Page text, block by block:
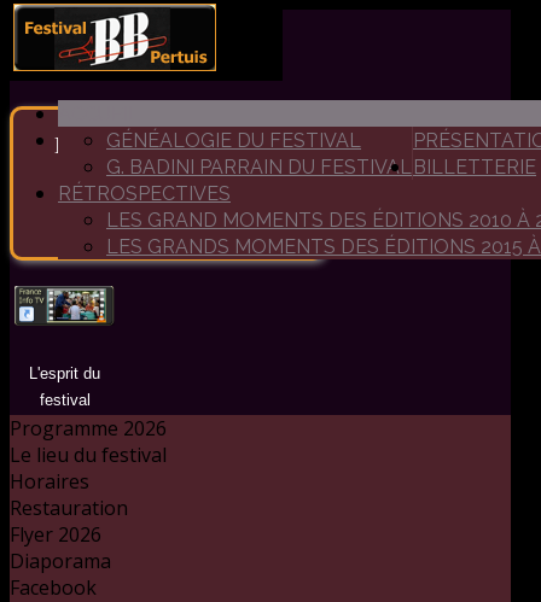
GÉNÉALOGIE DU FESTIVAL
G. BADINI PARRAIN DU FESTIVALBILLETTERIE
RÉTROSPECTIVES
LES GRAND MOMENTS DES ÉDITIONS 2010 À
LES GRANDS MOMENTS DES ÉDITIONS 2015
Bienvenue au festival de
Big Band de Pertuis
Un festival dédié aux grandes
formations de jazz
L'esprit du
festival
Programme 2026
Le lieu du festival
Horaires
Restauration
Flyer 2026
Diaporama
Facebook